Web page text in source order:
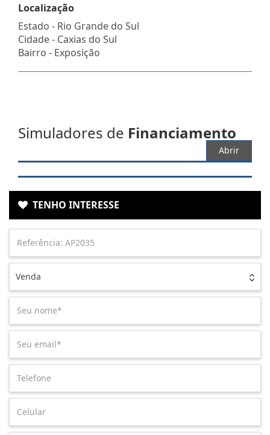
Localização
Estado - Rio Grande do Sul
Cidade - Caxias do Sul
Bairro - Exposição
Simuladores de Financiamento
Abrir
TENHO INTERESSE
Venda